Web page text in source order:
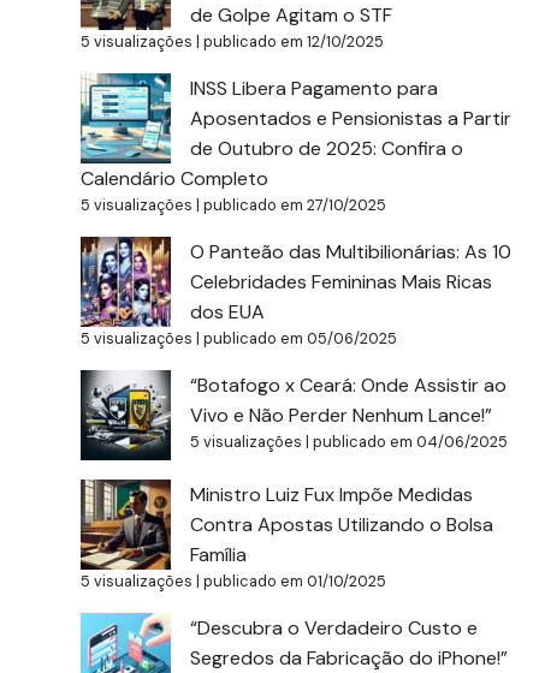
de Golpe Agitam o STF
5 visualizações |publicado em 12/10/2025
INSS Libera Pagamento para
Aposentados e Pensionistas a Partir
de Outubro de 2025: Confira o
Calendário Completo
5 visualizações |publicado em 27/10/2025
O Panteão das Multibilionárias: As 10
Celebridades Femininas Mais Ricas
dos EUA
5 visualizações |publicado em 05/06/2025
“Botafogo x Ceará: Onde Assistir ao
Vivo e Não Perder Nenhum Lance!”
5 visualizações |publicado em 04/06/2025
Ministro Luiz Fux Impõe Medidas
Contra Apostas Utilizando o Bolsa
Família
5 visualizações |publicado em 01/10/2025
“Descubra o Verdadeiro Custo e
Segredos da Fabricação do iPhone!”